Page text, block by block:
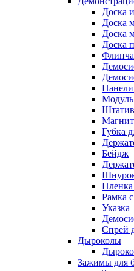
Доска
Доска
Доска
Доска
Губка
Бейдж
Пленка
Рамка
Указка
Спрей
Дыроколы
Зажимы для